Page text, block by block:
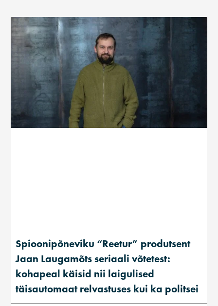
Spioonipõneviku “Reetur” produtsent
Jaan Laugamõts seriaali võtetest:
kohapeal käisid nii laigulised
täisautomaat relvastuses kui ka politsei